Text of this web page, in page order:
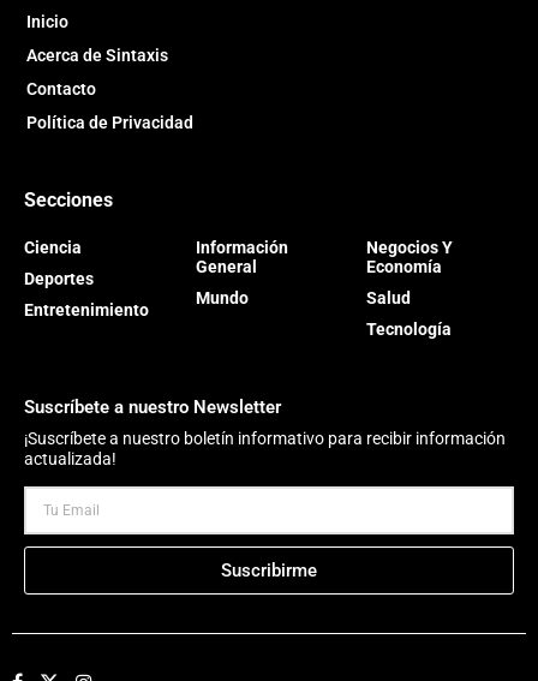
Inicio
Acerca de Sintaxis
Contacto
Política de Privacidad
Secciones
Ciencia
Deportes
Entretenimiento
Información
General
Mundo
Negocios Y
Economía
Salud
Tecnología
Suscríbete a nuestro Newsletter
¡Suscríbete a nuestro boletín informativo para recibir información
actualizada!
Suscribirme